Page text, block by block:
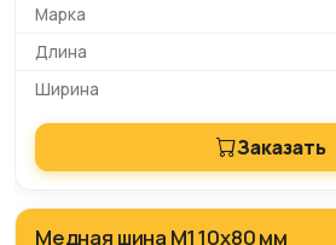
Заказать
Медная шина М1 10х80 мм